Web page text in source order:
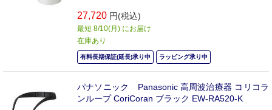
27,720 円(税込)
最短 8/10(月) にお届け
在庫あり
有料長期保証(延長)承り中 ラッピング承り中
パナソニック Panasonic 高周波治療器 コリコラ
ンループ CoriCoran ブラック EW-RA520-K